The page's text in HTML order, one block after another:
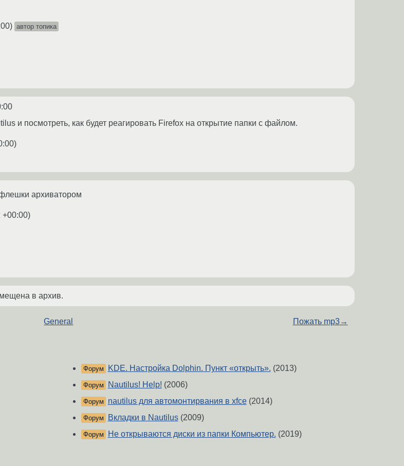
) автор топика
и посмотреть, как будет реагировать Firefox на открытие папки с файлом.
)
архиватором
+00:00)
в архив.
General Пожать mp3→
Форум KDE. Настройка Dolphin. Пункт «открыть». (2013)
Форум Nautilus! Help! (2006)
Форум nautilus для автомонтирвания в xfce(2014)
Форум Вкладки в Nautilus(2009)
Форум Не открываются диски из папки Компьютер. (2019)